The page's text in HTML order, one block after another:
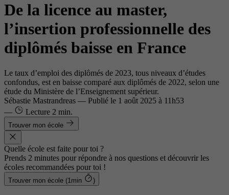
De la licence au master,
l’insertion professionnelle des
diplômés baisse en France
Le taux d’emploi des diplômés de 2023, tous niveaux d’études
confondus, est en baisse comparé aux diplômés de 2022, selon une
étude du Ministère de l’Enseignement supérieur.
Sébastie Mastrandreas — Publié le 1 août 2025 à 11h53
—
Lecture 2 min.
Trouver mon école
Quelle école est faite pour toi ?
Prends 2 minutes pour répondre à nos questions et découvrir les
écoles recommandées pour toi !
Trouver mon école (1min )